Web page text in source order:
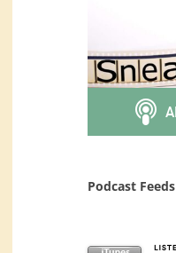
Podcast Feeds